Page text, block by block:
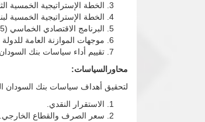
الخطة الإستراتيجية الخمسية الثانية
الخطة الإستراتيجية الخمسية لبنك
البرنامج الاقتصادي الخماسي (2015– 2019).
موجهات الموازنة العامة للدولة
تقييم أداء سياسات بنك السودان
محاورالسياسات:
لتحقيق أهداف سياسات بنك السودان المركزي
الاستقرار النقدي.
سعر الصرف والقطاع الخارجي.